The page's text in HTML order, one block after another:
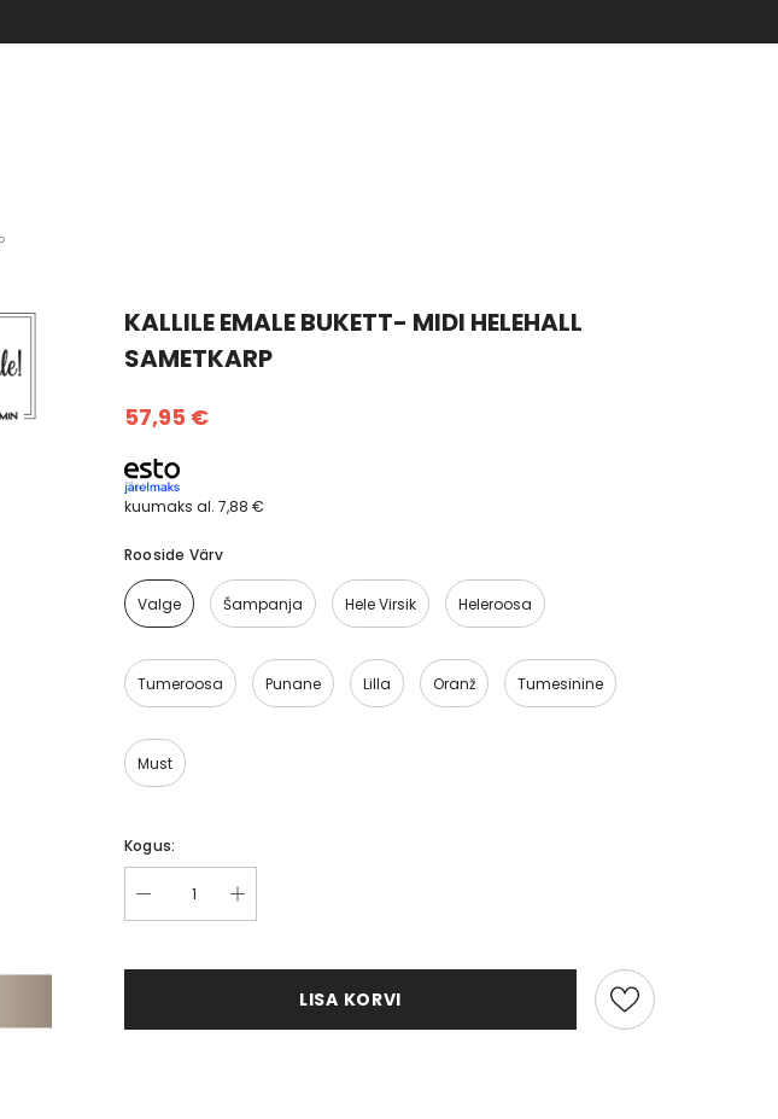
KALLILE EMALE BUKETT- MIDI HELEHALL
SAMETKARP
57,95 €
kuumaks al. 7,88 €
Rooside Värv
Valge Šampanja Hele Virsik Heleroosa
Tumeroosa Punane Lilla Oranž Tumesinine
Must
Kogus:
LISA KORVI